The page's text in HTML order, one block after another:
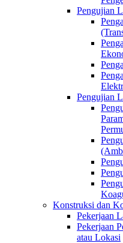
Pengujian
Pengujian
Konstruksi dan
Pekerjaan
Pekerjaan
atau Lokasi